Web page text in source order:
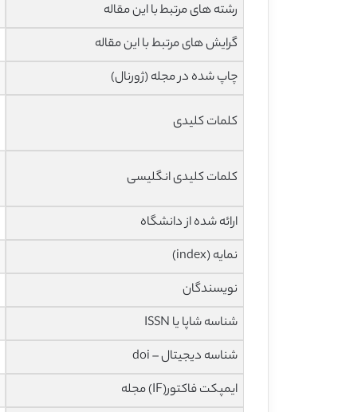
رشته های مرتبط با این مقاله
گرایش های مرتبط با این مقاله
چاپ شده در مجله (ژورنال)
کلمات کلیدی
کلمات کلیدی انگلیسی
ارائه شده از دانشگاه
نمایه (index)
نویسندگان
شناسه شاپا یا ISSN
شناسه دیجیتال – doi
ایمپکت فاکتور(IF) مجله